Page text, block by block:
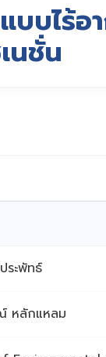
บไร้อ
นชั่น
ระพัทธ์
หลักแหลม